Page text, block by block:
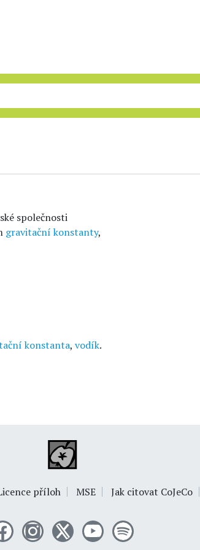
společnosti
gravitační konstanty,
konstanta, vodík.
příloh MSE Jak citovat CoJeCo